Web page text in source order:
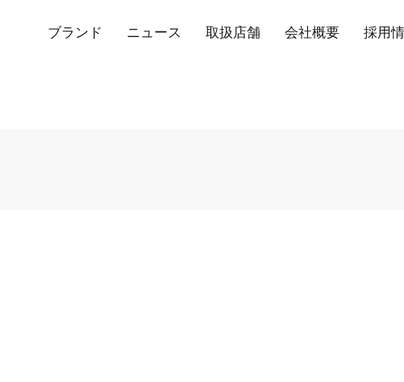
ブランド ニュース 取扱店舗 会社概要 採用